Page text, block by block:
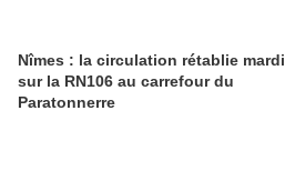
Nîmes : la circulation rétablie mardi
sur la RN106 au carrefour du
Paratonnerre